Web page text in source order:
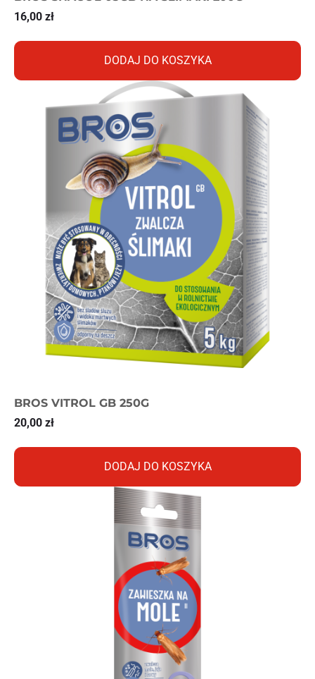
16,00 zł
DODAJ DO KOSZYKA
BROS VITROL GB 250G
20,00 zł
DODAJ DO KOSZYKA